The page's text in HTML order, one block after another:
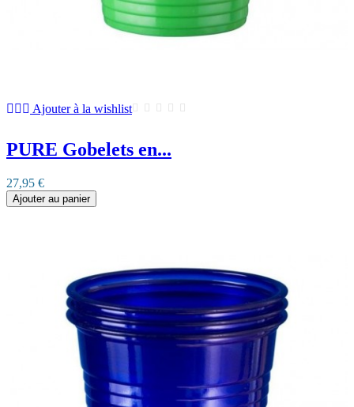
Ajouter à la wishlist
PURE Gobelets en...
27,95 €
Ajouter au panier